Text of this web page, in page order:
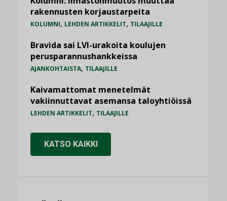
rakennusten korjaustarpeita
KOLUMNI, LEHDEN ARTIKKELIT, TILAAJILLE
Bravida sai LVI-urakoita koulujen
perusparannushankkeissa
AJANKOHTAISTA, TILAAJILLE
Kaivamattomat menetelmät
vakiinnuttavat asemansa taloyhtiöissä
LEHDEN ARTIKKELIT, TILAAJILLE
KATSO KAIKKI